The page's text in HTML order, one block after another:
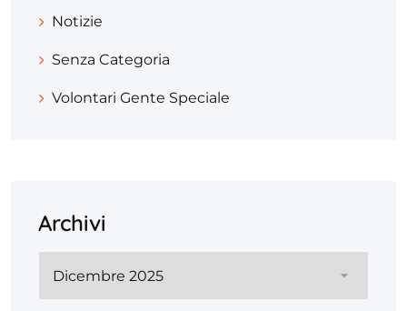
Notizie
Senza Categoria
Volontari Gente Speciale
Archivi